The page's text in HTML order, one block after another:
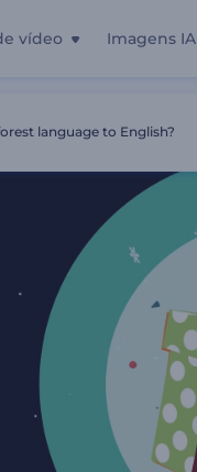
vídeo Imagens IA
language to English?